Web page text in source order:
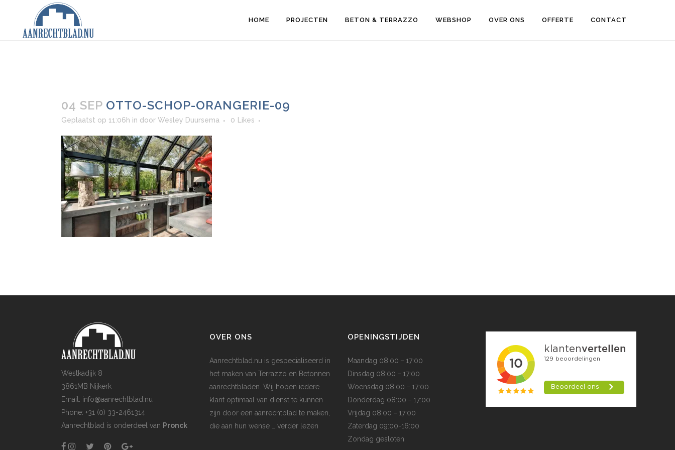
HOME PROJECTEN BETON & TERRAZZO WEBSHOP OVER ONS OFFERTE CONTACT
04 SEP OTTO-SCHOP-ORANGERIE-09
Geplaatst op 11:06h in door Wesley Duursema 0 Likes
Westkadijk 8
3861MB Nijkerk
Email: info@aanrechtblad.nu
Phone: +31 (0) 33-2461314
Aanrechtblad is onderdeel van Pronck
OVER ONS
Aanrechtblad.nu is gespecialiseerd in
het maken van Terrazzo en Betonnen
aanrechtbladen. Wij hopen iedere
klant optimaal van dienst te kunnen
zijn door een aanrechtblad te maken,
die aan hun wense … verder lezen
OPENINGSTIJDEN
Maandag 08:00 – 17:00
Dinsdag 08:00 – 17:00
Woensdag 08:00 – 17:00
Donderdag 08:00 – 17:00
Vrijdag 08:00 – 17:00
Zaterdag 09:00-16:00
Zondag gesloten